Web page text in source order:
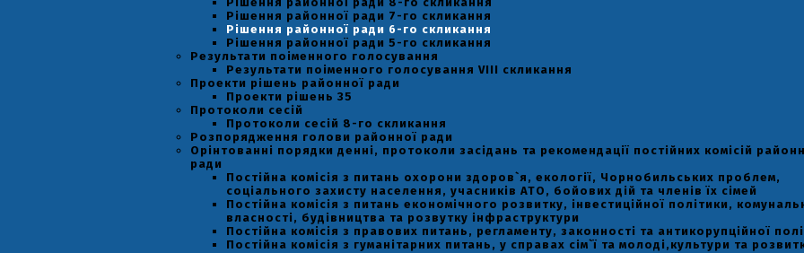
Рішення районної ради 7-го скликання
Рішення районної ради 6-го скликання
Рішення районної ради 5-го скликання
Результати поіменного голосування
Результати поіменного голосування VIII скликання
Проекти рішень районної ради
Проекти рішень 35
Протоколи сесій
Протоколи сесій 8-го скликання
Розпорядження голови районної ради
Орінтованні порядки денні, протоколи засідань та рекомендації постійних комісій
ради
Постійна комісія з питань охорони здоров`я, екології, Чорнобильських проблем,
соціального захисту населення, учасників АТО, бойових дій та членів їх сімей
Постійна комісія з питань економічного розвитку, інвестиційної політики,
власності, будівництва та розвутку інфраструктури
Постійна комісія з правових питань, регламенту, законності та антикорупційної
Постійна комісія з гуманітарних питань, у справах сім`ї та молоді,культури та